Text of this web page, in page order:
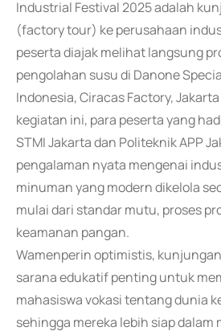
Industrial Festival 2025 adalah
(factory tour) ke perusahaan
peserta diajak melihat langsung
pengolahan susu di Danone
Indonesia, Ciracas Factory,
kegiatan ini, para peserta yang
STMI Jakarta dan Politeknik APP
pengalaman nyata mengenai
minuman yang modern dikelola
mulai dari standar mutu, proses
keamanan pangan.
Wamenperin optimistis,
sarana edukatif penting untuk
mahasiswa vokasi tentang dunia
sehingga mereka lebih siap dalam